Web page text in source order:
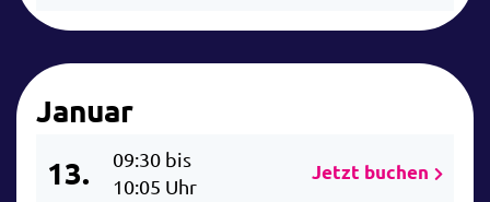
Januar
13.
09:30 bis
10:05 Uhr
Jetzt buchen